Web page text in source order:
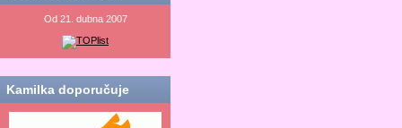
Od 21. dubna 2007
Kamilka doporučuje